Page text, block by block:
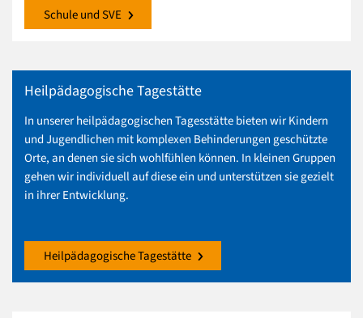
Schule und SVE
Heilpädagogische Tagestätte
In unserer heilpädagogischen Tagesstätte bieten wir Kindern
und Jugendlichen mit komplexen Behinderungen geschützte
Orte, an denen sie sich wohlfühlen können. In kleinen Gruppen
gehen wir individuell auf diese ein und unterstützen sie gezielt
in ihrer Entwicklung.
Heilpädagogische Tagestätte